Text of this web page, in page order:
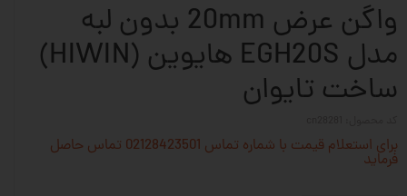
واگن عرض 20mm بدون لبه
مدل EGH20S هایوین (HIWIN)
ساخت تایوان
برای استعلام قیمت با شماره تماس 02128423501 تماس حاصل
فرماید